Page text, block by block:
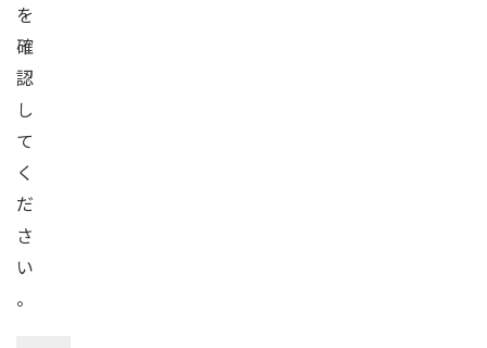
を
確
認
し
て
く
だ
さ
い
。